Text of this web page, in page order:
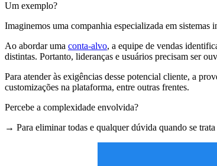
Um exemplo?
Imaginemos uma companhia especializada em sistemas
Ao abordar uma conta-alvo, a equipe de vendas
distintas. Portanto, lideranças e usuários precisam ser
Para atender às exigências desse potencial cliente, a
customizações na plataforma, entre outras frentes.
Percebe a complexidade envolvida?
→ Para eliminar todas e qualquer dúvida quando se